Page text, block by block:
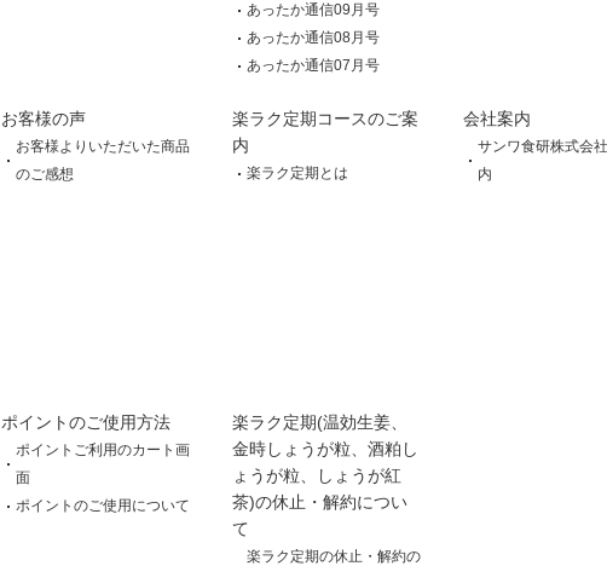
あったか通信09月号
あったか通信08月号
あったか通信07月号
お客様の声
お客様よりいただいた商品
のご感想
楽ラク定期コースのご案
内
楽ラク定期とは
会社案内
サンワ食研株式会
内
ポイントのご使用方法
ポイントご利用のカート画
面
ポイントのご使用について
楽ラク定期(温効生姜、
金時しょうが粒、酒粕し
ょうが粒、しょうが紅
茶)の休止・解約につい
て
楽ラク定期の休止・解約の